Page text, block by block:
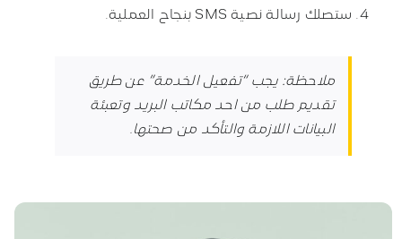
ستصلك رسالة نصيةSMS بنجاح العملية.
ملاحظة: يجب “تفعيل الخدمة” عن طريق
تقديم طلب من احد مكاتب البريد وتعبئة
البيانات اللازمة والتأكد من صحتها.